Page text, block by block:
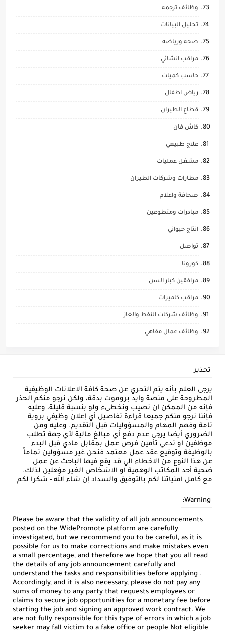
وظائف ترجمه
تحليل البيانات
صحه ورياضه
مراقب انشائي
حاسب كميات
رياض اطفال
قطاع الطيران
كاش فان
علاج طبيعي
مشغل عمليات
مطارات وشركات الطيران
صحافة واعلام
مبادرات ومتطوعين
انتاج حيواني
تواصل
كورونا
مرافقين كبار السن
مراقب كاميرات
وظائف شركات النفط والغاز
وظائف عمال مقاهي
تحذير
يرجى العلم بأنه يتم التحري عن صحة كافة الاعلانات الوظيفية
المطروحة على منصة وايد بروموت بدقة، ولكن نرجو منكم الحذر
فإنه من الممكن ان نصيب ونخطىء ولو بنسبة قليلة، وعليه
فإننا نرجو منكم جميعا قراءة تفاصيل أي إعلان وظيفي بروية
تامة وفهم المهام والمسؤوليات قبل التقديم. وعليه ومن
الضروري أيضا يرجى عدم دفع أي مبالغ مالية لأي جهة تطلب
موظفين او تدعي تأمين فرص عمل بمقابل مادي قبل البدء
بالوظيفة وتوقيع عقد عمل معتمد فنحن غير مسؤولين تماماً
عن هذا النوع من الاخطاء الي قد يقع فيها الباحث عن عمل
ضحية أحد المكاتب الوهمية او الاشخاص الغير مؤهلين لذلك.
مع كامل امنياتنا لكم بالتوفيق والسداد إن شاء الله - شكرا لكم
Warning:
Please be aware that the validity of all job announcements
posted on the WidePromote platform are carefully
investigated, but we recommend you to be careful, as it is
possible for us to make corrections and make mistakes even
a small percentage, and therefore we hope that you all read
the details of any job announcement carefully and
understand the tasks and responsibilities before applying .
Accordingly, and it is also necessary, please do not pay any
sums of money to any party that requests employees or
claims to secure job opportunities for a monetary fee before
starting the job and signing an approved work contract. We
are not fully responsible for this type of errors in which a job
seeker may fall victim to a fake office or people Not eligible